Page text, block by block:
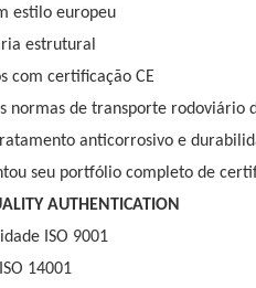
estilo europeu
estrutural
com certificação CE
normas de transporte rodoviário
anticorrosivo e
seu portfólio completo de
AUTHENTICATION
ISO 9001
14001